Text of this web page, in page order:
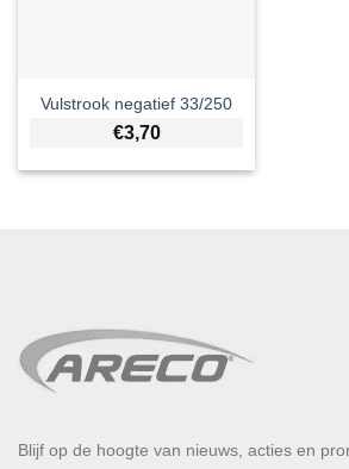
Vulstrook negatief 33/250
€3,70
Blijf op de hoogte van nieuws, acties en